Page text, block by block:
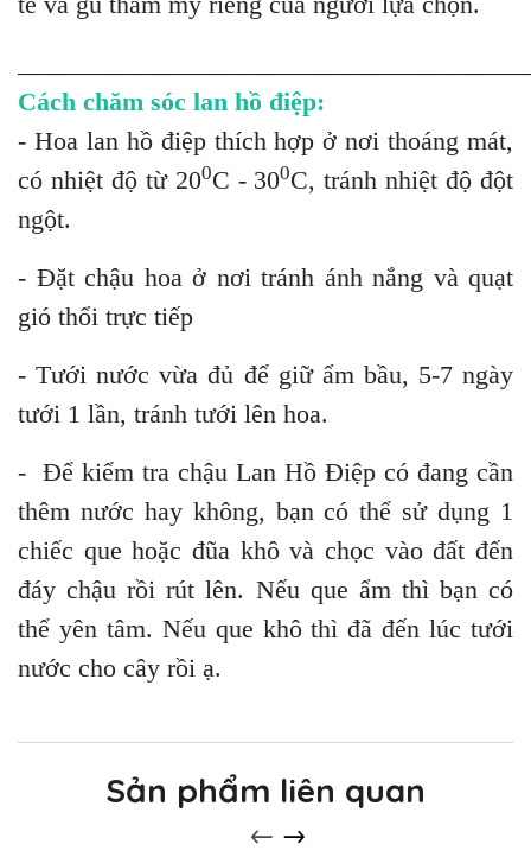
Cách chăm sóc lan hồ điệp:
- Hoa lan hồ điệp thích hợp ở nơi thoáng mát,
có nhiệt độ từ 200C - 300C, tránh nhiệt độ đột
ngột.
- Đặt chậu hoa ở nơi tránh ánh nắng và quạt
gió thổi trực tiếp
- Tưới nước vừa đủ để giữ ẩm bầu, 5-7 ngày
tưới 1 lần, tránh tưới lên hoa.
- Để kiểm tra chậu Lan Hồ Điệp có đang cần
thêm nước hay không, bạn có thể sử dụng 1
chiếc que hoặc đũa khô và chọc vào đất đến
đáy chậu rồi rút lên. Nếu que ẩm thì bạn có
thể yên tâm. Nếu que khô thì đã đến lúc tưới
nước cho cây rồi ạ.
Sản phẩm liên quan